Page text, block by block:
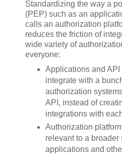
Standardizing the way a
(PEP) such as an
calls an authorization
reduces the friction of
wide variety of
everyone:
Applications and
integrate with a
authorization
API, instead of
integrations with
Authorization
relevant to a broader
applications and